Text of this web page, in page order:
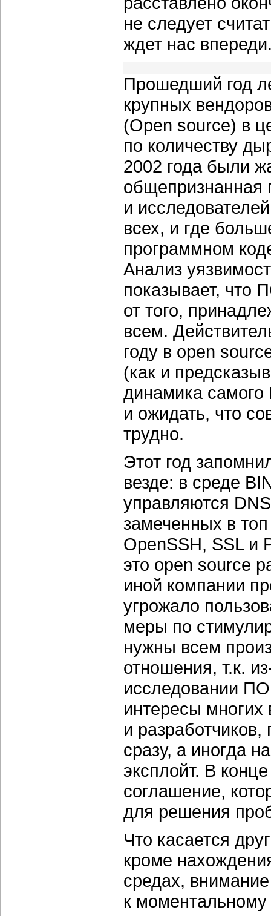
не следует
ждет нас
Прошедший год
крупных
(Open source) в
по количеству
2002 года были
общепризнанная
и
всех, и где
программном
Анализ
показывает, что
от того,
всем.
году в open
(как и
динамика самого
и ожидать, что
трудно.
Этот год
везде: в среде
управляются
замеченных в
OpenSSH, SSL и
это open source
иной компании
угрожало
меры по
нужны всем
отношения, т.к.
исследовании
интересы многих
и
сразу, а иногда
эксплойт. В
соглашение,
для решения
Что касается
кроме
средах,
к